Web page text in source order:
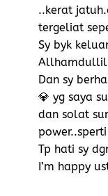
..kerat
tergeliat
Sy byk
Dan sy
💎 yg saya
dan solat
Tp hati sy
I’m happy